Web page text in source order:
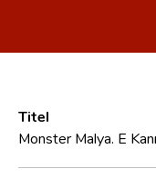
Erweiterte Suche
CNL
Forschungsgruppe
Titel
Monster Malya. E